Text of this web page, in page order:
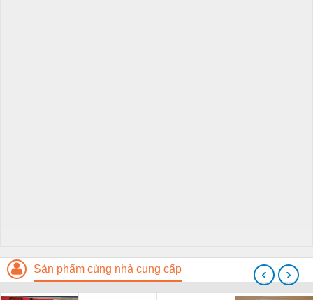
Sản phẩm cùng nhà cung cấp ‹ ›